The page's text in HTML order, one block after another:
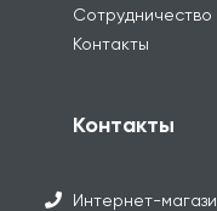
Сотрудничество
Контакты
Контакты
Интернет-